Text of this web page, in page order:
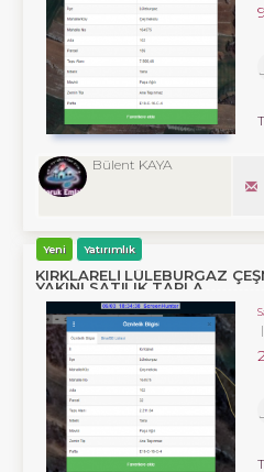
Bülent KAYA
Yeni Yatırımlık
KIRKLARELİ LÜLEBURGAZ
YAKINI SATILIK TARLA